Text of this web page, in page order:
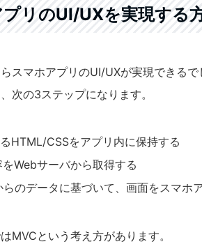
リのUI/UXを実現する
スマホアプリのUI/UXが実現できるで
次の3ステップになります。
HTML/CSSをアプリ内に保持する
Webサーバから取得する
のデータに基づいて、画面をスマホ
MVCという考え方があります。